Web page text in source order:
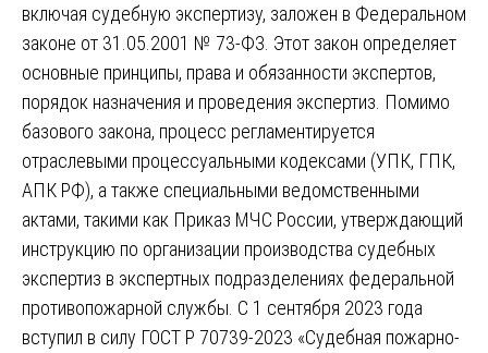
включая судебную экспертизу, заложен в Федеральном
законе от 31.05.2001 № 73-ФЗ. Этот закон определяет
основные принципы, права и обязанности экспертов,
порядок назначения и проведения экспертиз. Помимо
базового закона, процесс регламентируется
отраслевыми процессуальными кодексами (УПК, ГПК,
АПК РФ), а также специальными ведомственными
актами, такими как Приказ МЧС России, утверждающий
инструкцию по организации производства судебных
экспертиз в экспертных подразделениях федеральной
противопожарной службы. С 1 сентября 2023 года
вступил в силу ГОСТ Р 70739-2023 «Судебная пожарно-